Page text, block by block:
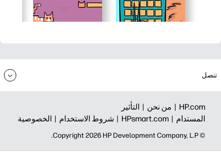
تنصل
HP.com | من نحن | التأثير
المستدام | HPsmart.com | شروط الاستخدام | الخصوصية
© Copyright 2026 HP Development Company, L.P.